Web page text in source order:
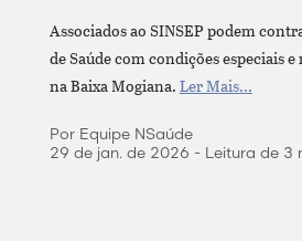
Associados ao SINSEP podem
de Saúde com condições especiais
na Baixa Mogiana.Ler Mais...
Por Equipe NSaúde
29 de jan. de 2026 - Leitura de 3